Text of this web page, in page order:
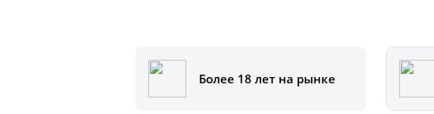
Более 18 лет на рынке